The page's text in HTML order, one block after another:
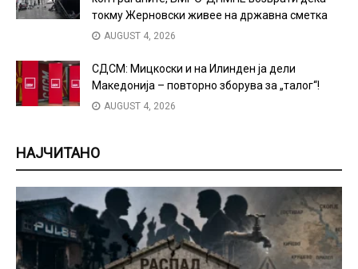
токму Жерновски живее на државна сметка
AUGUST 4, 2026
СДСМ: Мицкоски и на Илинден ја дели
Македонија – повторно зборува за „талог“!
AUGUST 4, 2026
НАЈЧИТАНО